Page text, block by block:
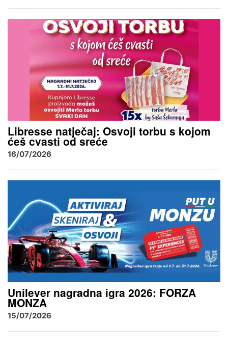
Libresse natječaj: Osvoji torbu s kojom
ćeš cvasti od sreće
16/07/2026
Unilever nagradna igra 2026: FORZA
MONZA
15/07/2026